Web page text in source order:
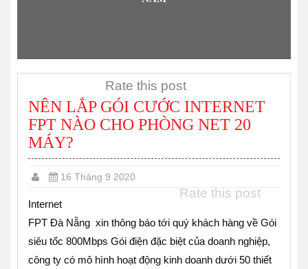
NÊN LẮP GÓI CƯỚC INTERNET
FPT NÀO CHO PHÒNG NET 20
MÁY?
16 Tháng 9 2020
Rate this post
Internet
FPT Đà Nẵng xin thông báo tới quý khách hàng về Gói
siêu tốc 800Mbps Gói điện đặc biệt của doanh nghiệp,
công ty có mô hình hoạt động kinh doanh dưới 50 thiết
Rate this post